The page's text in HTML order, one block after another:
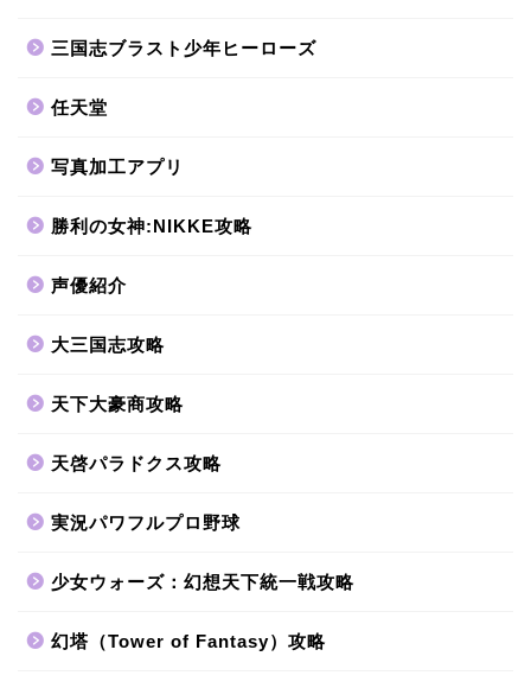
三国志ブラスト少年ヒーローズ
任天堂
写真加工アプリ
勝利の女神:NIKKE攻略
声優紹介
大三国志攻略
天下大豪商攻略
天啓パラドクス攻略
実況パワフルプロ野球
少女ウォーズ：幻想天下統一戦攻略
幻塔（Tower of Fantasy）攻略